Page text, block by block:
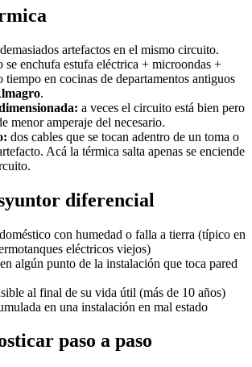
demasiados artefactos en el mismo circuito.
se enchufa estufa eléctrica + microondas +
tiempo en cocinas de departamentos antiguos
.
a veces el circuito está bien pero
menor amperaje del necesario.
dos cables que se tocan adentro de un toma o
Acá la térmica salta apenas se enciende
diferencial
con humedad o falla a tierra (típico en
eléctricos viejos)
algún punto de la instalación que toca pared
al final de su vida útil (más de 10 años)
en una instalación en mal estado
paso a paso